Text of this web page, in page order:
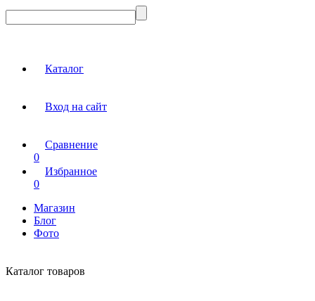
Каталог
Вход на сайт
Сравнение
0
Избранное
0
Магазин
Блог
Фото
Каталог товаров